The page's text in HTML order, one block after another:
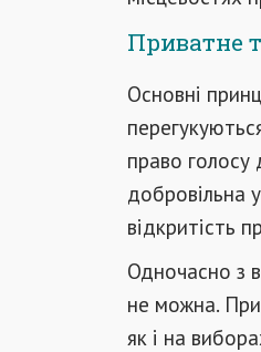
Приватне
Основні
право голосу
добровільна
відкритість
Одночасно з
не можна.
як і на